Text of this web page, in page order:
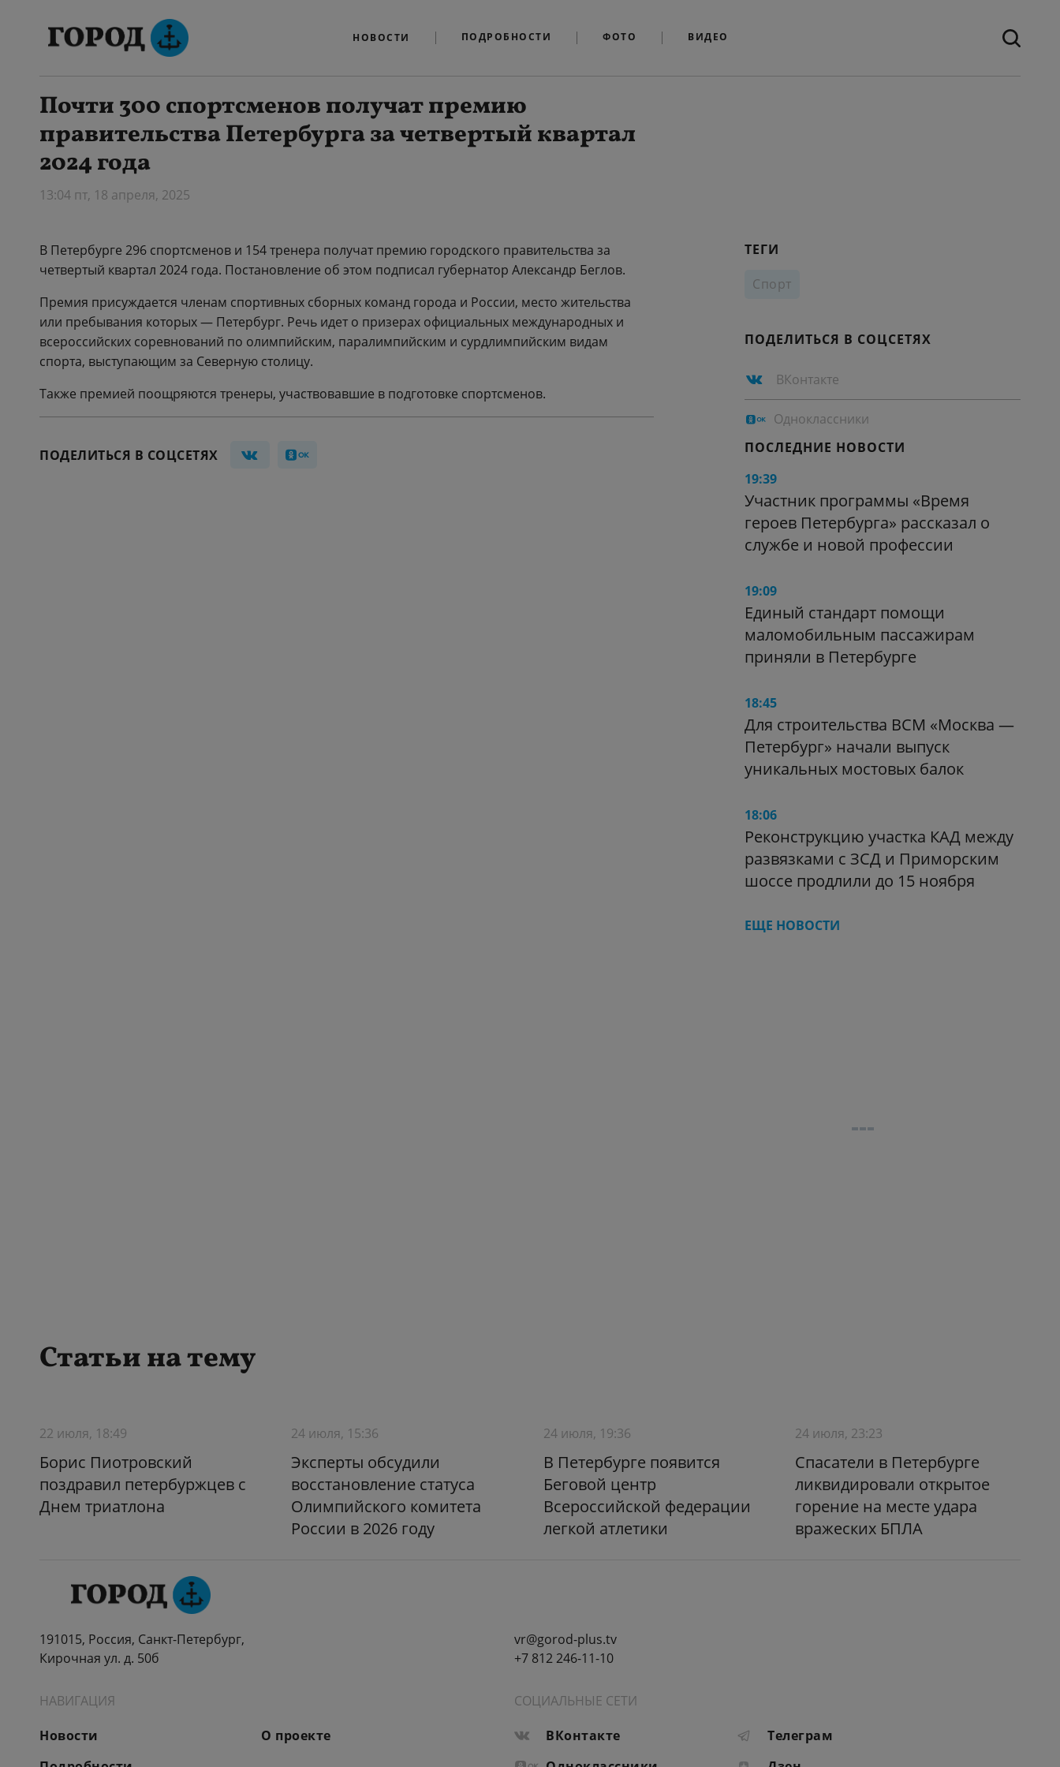
НОВОСТИ ПОДРОБНОСТИ ФОТО ВИДЕО
Почти 300 спортсменов получат премию
правительства Петербурга за четвертый квартал
2024 года
13:04 пт, 18 апреля, 2025
В Петербурге 296 спортсменов и 154 тренера получат премию городского правительства за
четвертый квартал 2024 года. Постановление об этом подписал губернатор Александр Беглов.
Премия присуждается членам спортивных сборных команд города и России, место жительства
или пребывания которых — Петербург. Речь идет о призерах официальных международных и
всероссийских соревнований по олимпийским, паралимпийским и сурдлимпийским видам
спорта, выступающим за Северную столицу.
Также премией поощряются тренеры, участвовавшие в подготовке спортсменов.
ПОДЕЛИТЬСЯ В СОЦСЕТЯХ
ТЕГИ
Спорт
ПОДЕЛИТЬСЯ В СОЦСЕТЯХ
ВКонтакте
Одноклассники
ПОСЛЕДНИЕ НОВОСТИ
19:39
Участник программы «Время
героев Петербурга» рассказал о
службе и новой профессии
19:09
Единый стандарт помощи
маломобильным пассажирам
приняли в Петербурге
18:45
Для строительства ВСМ «Москва —
Петербург» начали выпуск
уникальных мостовых балок
18:06
Реконструкцию участка КАД между
развязками с ЗСД и Приморским
шоссе продлили до 15 ноября
ЕЩЕ НОВОСТИ
Статьи на тему
22 июля, 18:49
Борис Пиотровский
поздравил петербуржцев с
Днем триатлона
24 июля, 15:36
Эксперты обсудили
восстановление статуса
Олимпийского комитета
России в 2026 году
24 июля, 19:36
В Петербурге появится
Беговой центр
Всероссийской федерации
легкой атлетики
24 июля, 23:23
Спасатели в Петербурге
ликвидировали открытое
горение на месте удара
вражеских БПЛА
191015, Россия, Санкт-Петербург,
Кирочная ул. д. 50б
vr@gorod-plus.tv
+7 812 246-11-10
НАВИГАЦИЯ
Новости
О проекте
СОЦИАЛЬНЫЕ СЕТИ
ВКонтакте
Телеграм